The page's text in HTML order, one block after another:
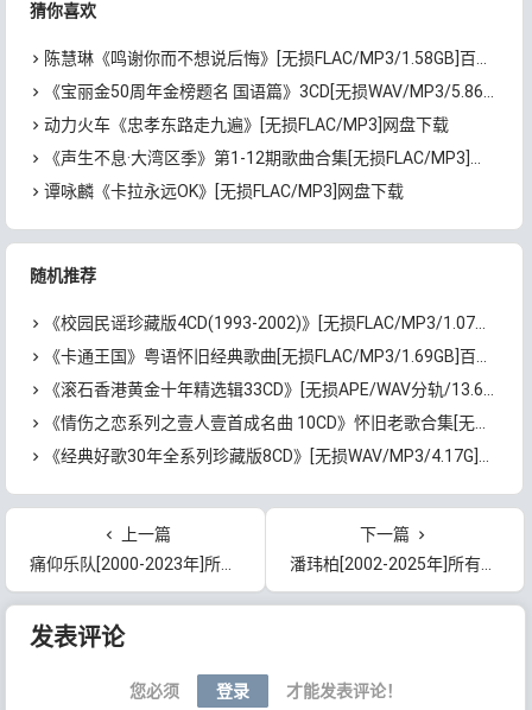
猜你喜欢
陈慧琳《鸣谢你而不想说后悔》[无损FLAC/MP3/1.58GB]百度云网盘下载
《宝丽金50周年金榜题名 国语篇》3CD[无损WAV/MP3/5.86GB]百度云网盘下载
动力火车《忠孝东路走九遍》[无损FLAC/MP3]网盘下载
《声生不息·大湾区季》第1-12期歌曲合集[无损FLAC/MP3]百度云网盘下载
谭咏麟《卡拉永远OK》[无损FLAC/MP3]网盘下载
随机推荐
《校园民谣珍藏版4CD(1993-2002)》[无损FLAC/MP3/1.07GB]百度云网盘下载
《卡通王国》粤语怀旧经典歌曲[无损FLAC/MP3/1.69GB]百度云网盘下载
《滚石香港黄金十年精选辑33CD》[无损APE/WAV分轨/13.6GB]百度云网盘下载
《情伤之恋系列之壹人壹首成名曲 10CD》怀旧老歌合集[无损WAV/MP3/6.56GB]百度云网盘下载
《经典好歌30年全系列珍藏版8CD》[无损WAV/MP3/4.17G]百度云网盘下载
上一篇
痛仰乐队[2000-2023年]所有歌曲合集打包[无损FLAC/MP3/4.53GB]百度云网盘下载
下一篇
潘玮柏[2002-2025年]所有专辑歌曲合集[无损FLAC/MP3/8.89GB]百度云网盘下载
文章导航
发表评论
您必须 登录 才能发表评论！